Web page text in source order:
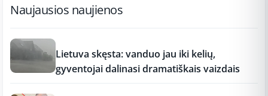
Naujausios naujienos
Lietuva skęsta: vanduo jau iki kelių,
gyventojai dalinasi dramatiškais vaizdais